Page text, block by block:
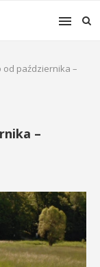
od października –
–